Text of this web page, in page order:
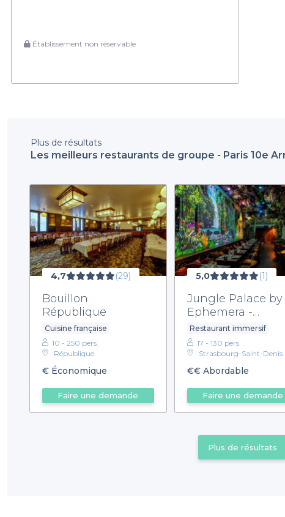
Établissement non réservable
Plus de résultats
Les meilleurs restaurants de groupe - Paris 10e
4,7 (29)
Bouillon
République
Cuisine française
10 - 250 pers.
République
€ Économique
Faire une demande
5,0 (1)
Jungle Palace by
Ephemera -
Restaurant
Restaurant immersif
17 - 130 pers.
Strasbourg-Saint-Denis
€€Abordable
Faire une demande
Plus de résultats